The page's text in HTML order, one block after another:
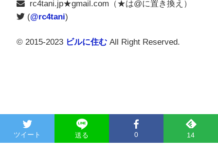
rc4tani.jp★gmail.com（★は@に置き換え）
(@rc4tani)
© 2015-2023 ビルに住むAll Right Reserved.
ツイート 送る 0 14